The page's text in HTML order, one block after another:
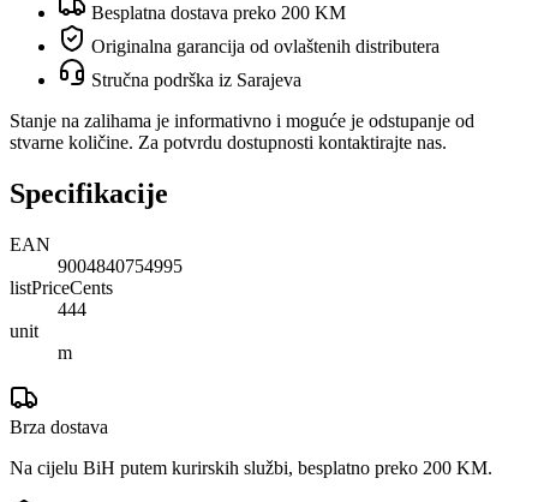
Besplatna dostava preko 200 KM
Originalna garancija od ovlaštenih distributera
Stručna podrška iz Sarajeva
Stanje na zalihama je informativno i moguće je odstupanje od
stvarne količine. Za potvrdu dostupnosti kontaktirajte nas.
Specifikacije
EAN
9004840754995
listPriceCents
444
unit
m
Brza dostava
Na cijelu BiH putem kurirskih službi, besplatno preko 200 KM.